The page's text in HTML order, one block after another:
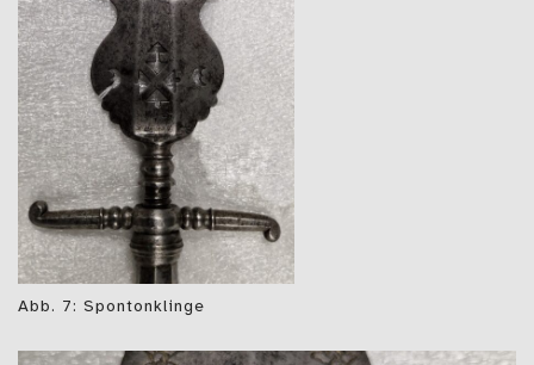
Abb. 7: Spontonklinge